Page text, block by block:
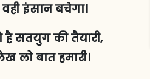
इंसान बचेगा।
सतयुग की तैयारी,
लो बात हमारी।